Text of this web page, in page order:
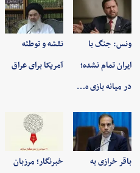
ونس: جنگ با
ایران تمام نشده؛
در میانه بازی ه…
نقشه و توطئه
آمریکا برای عراق
باقر خرازی به خبرنگار؛ مرزبان